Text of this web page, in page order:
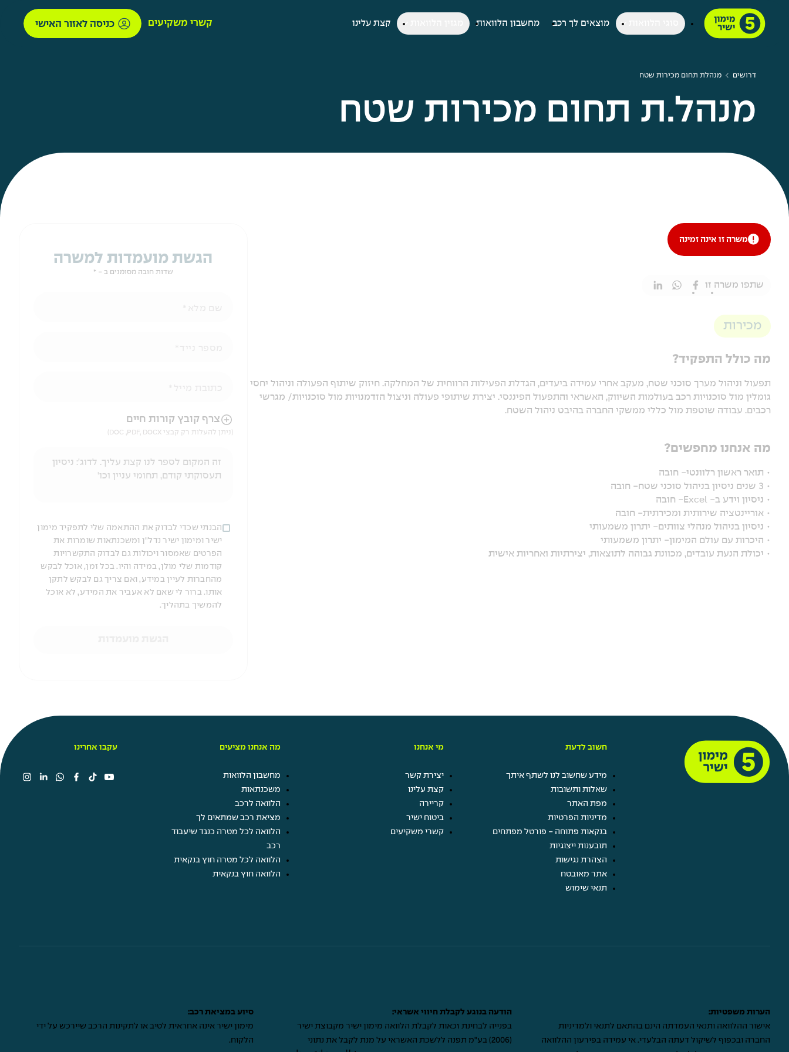
מוצאים לך רכב מחשבון הלוואות קצת עלינו קשרי משקיעים כניסה לאזור האישי
דרושים מנהלת תחום מכירות שטח
מנהל.ת תחום מכירות שטח
משרה זו אינה זמינה
שתפו משרה זו
מכירות
מה כולל התפקיד?
תפעול וניהול מערך סוכני שטח, מעקב אחרי עמידה ביעדים, הגדלת הפעילות הרווחית של המחלקה. חיזוק שיתוף הפעולה וניהול יחסי
גומלין מול סוכנויות רכב בעולמות השיווק, האשראי והתפעול הפיננסי. יצירת שיתופי פעולה וניצול הזדמנויות מול סוכנויות/ מגרשי
רכבים. עבודה שוטפת מול כללי ממשקי החברה בהיבט ניהול השטח.
מה אנחנו מחפשים?
• תואר ראשון רלוונטי- חובה
• 3 שנים ניסיון בניהול סוכני שטח- חובה
• ניסיון וידע ב- Excel- חובה
• אוריינטציה שירותית ומכירתית- חובה
• ניסיון בניהול מנהלי צוותים- יתרון משמעותי
• היכרות עם עולם המימון- יתרון משמעותי
• יכולת הנעת עובדים, מכוונת גבוהה לתוצאות, יצירתיות ואחריות אישית
הגשת מועמדות למשרה
שדות חובה מסומנים ב - *
הניווט לאחר העלאת הקובץ באמצעות מקש ה-TAB
צרף קובץ קורות חיים
(ניתן להעלות רק קבצי DOC ,PDF, DOCX)
הבנתי שכדי לבדוק את ההתאמה שלי לתפקיד מימון
ישיר ומימון ישיר נדל"ן ומשכנתאות שומרות את
הפרטים שאמסור ויכולות גם לבדוק התקשרויות
קודמות שלי מולן, במידה והיו. בכל זמן, אוכל לבקש
מהחברות לעיין במידע, ואם צריך גם לבקש לתקן
אותו. ברור לי שאם לא אעביר את המידע, לא אוכל
להמשיך בתהליך.
חשוב לדעת
מידע שחשוב לנו לשתף איתך
שאלות ותשובות
מפת האתר
מדיניות הפרטיות
בנקאות פתוחה - פורטל מפתחים
תובענות ייצוגיות
הצהרת נגישות
אתר מאובטח
תנאי שימוש
מי אנחנו
יצירת קשר
קצת עלינו
קריירה
ביטוח ישיר
קשרי משקיעים
מה אנחנו מציעים
מחשבון הלוואות
משכנתאות
הלוואה לרכב
מציאת רכב שמתאים לך
הלוואה לכל מטרה כנגד שיעבוד
רכב
הלוואה לכל מטרה חוץ בנקאית
הלוואה חוץ בנקאית
עקבו אחרינו
הערות משפטיות:
אישור ההלוואה ותנאי העמדתה הינם בהתאם לתנאי ולמדיניות
החברה ובכפוף לשיקול דעתה הבלעדי. אי עמידה בפירעון ההלוואה
הודעה בנוגע לקבלת חיווי אשראי:
בפנייה לבחינת זכאות לקבלת הלוואה מימון ישיר מקבוצת ישיר
(2006) בע"מ תפנה ללשכת האשראי על מנת לקבל את נתוני
סיוע במציאת רכב:
מימון ישיר אינה אחראית לטיב או לתקינות הרכב שיירכש על ידי
הלקוח.